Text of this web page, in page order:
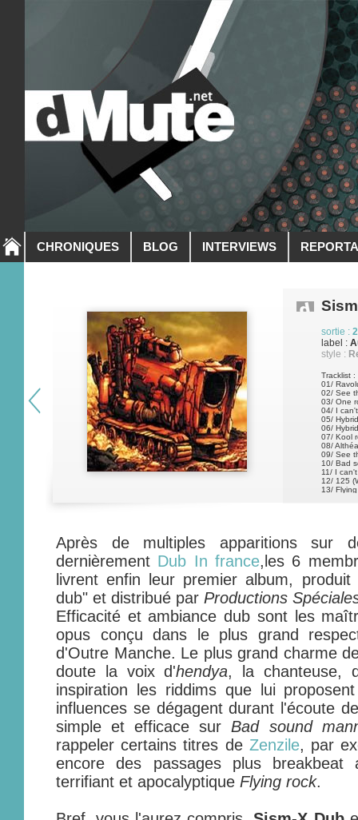
CHRONIQUES BLOG INTERVIEWS
sortie :
label :
style :
Tracklist :
01/
02/ See
03/ One
04/ I
05/ Hybrid
06/
07/ Kool
08/
09/ See
10/ Bad
11/ I
12/ 125
13/ Flying
Après de multiples apparitions sur
dernièrement Dub In france,les 6
livrent enfin leur premier album,
dub" et distribué par Productions
Efficacité et ambiance dub sont les
opus conçu dans le plus grand
d'Outre Manche. Le plus grand charme
doute la voix d'hendya, la chanteuse,
inspiration les riddims que lui
influences se dégagent durant l'écoute
simple et efficace sur Bad sound
rappeler certains titres de Zenzile, par
encore des passages plus
terrifiant et apocalyptique Flying rock.